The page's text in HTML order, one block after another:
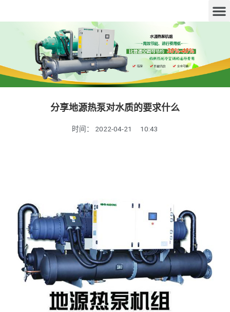
分享地源热泵对水质的要求什么
时间： 2022-04-21 10:43